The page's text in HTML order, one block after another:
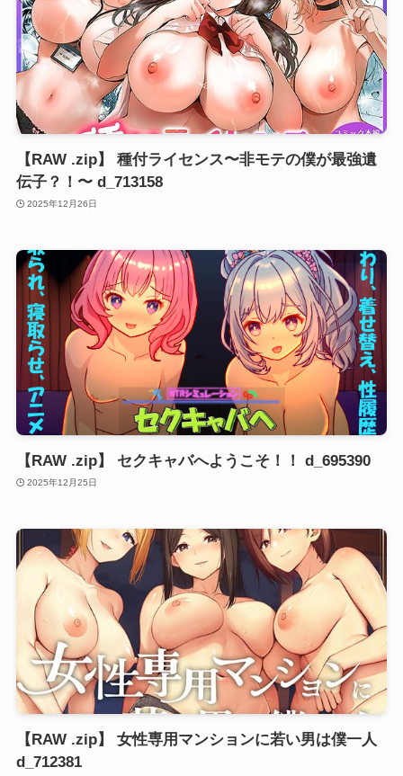
【RAW .zip】 種付ライセンス〜非モテの僕が最強遺
伝子？！〜 d_713158
2025年12月26日
【RAW .zip】 セクキャバへようこそ！！ d_695390
2025年12月25日
【RAW .zip】 女性専用マンションに若い男は僕一人
d_712381